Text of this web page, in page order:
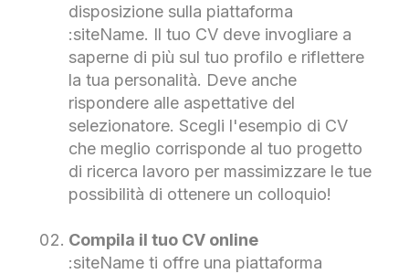
disposizione sulla piattaforma
:siteName. Il tuo CV deve invogliare a
saperne di più sul tuo profilo e riflettere
la tua personalità. Deve anche
rispondere alle aspettative del
selezionatore. Scegli l'esempio di CV
che meglio corrisponde al tuo progetto
di ricerca lavoro per massimizzare le tue
possibilità di ottenere un colloquio!
Compila il tuo CV online
:siteName ti offre una piattaforma